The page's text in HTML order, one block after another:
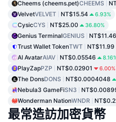
Cheems (cheems.pet)CHEEMS
VelvetVELVET NT$15.54 6.93%
CysicCYS NT$25.00 36.80%
Genius TerminalGENIUS NT$11.46
Trust Wallet TokenTWT NT$11.99
AI AvatarAIAV NT$0.05546
PlayZapPZP NT$0.02901 6.00%
The DonsDONS NT$0.0004048
Nebula3 GameFiSN3
Wonderman NationWNDR
最常造訪加密貨幣